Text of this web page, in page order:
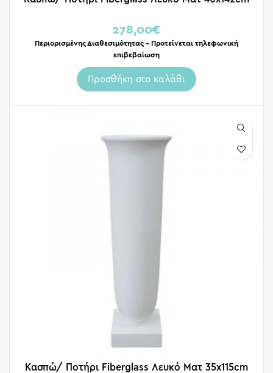
278,00€
Περιορισμένης Διαθεσιμότητας – Προτείνεται τηλεφωνική
επιβεβαίωση
Προσθήκη στο καλάθι
Κασπώ/ Ποτήρι Fiberglass Λευκό Ματ 35x115cm